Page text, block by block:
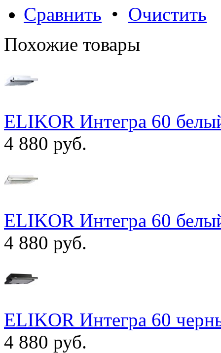
Сравнить • Очистить
Похожие товары
ELIKOR Интегра 60
4 880 руб.
ELIKOR Интегра 60
4 880 руб.
ELIKOR Интегра 60
4 880 руб.